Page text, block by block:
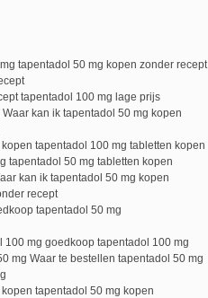
tapentadol 50 mg kopen zonder recept
tapentadol 100 mg lage prijs
kan ik tapentadol 50 mg kopen
tapentadol 100 mg tabletten kopen
tapentadol 50 mg tabletten kopen
kan ik tapentadol 50 mg kopen
recept
tapentadol 50 mg
100 mg goedkoop tapentadol 100 mg
mg Waar te bestellen tapentadol 50 mg
tapentadol 50 mg kopen